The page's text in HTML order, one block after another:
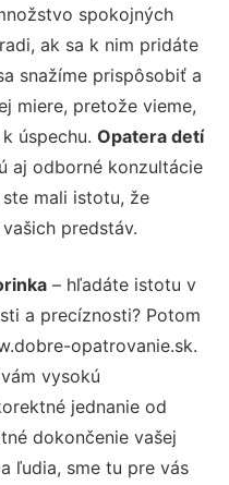
spokojných
ak sa k nim pridáte
snažíme prispôsobiť a
miere, pretože vieme,
úspechu. Opatera detí
aj odborné konzultácie
mali istotu, že
predstáv.
– hľadáte istotu v
a precíznosti? Potom
opatrovanie.sk.
vysokú
jednanie od
dokončenie vašej
ľudia, sme tu pre vás